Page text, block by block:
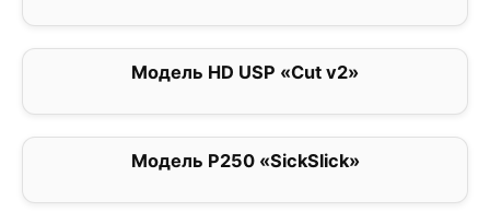
Модель HD USP «Cut v2»
Модель P250 «SickSlick»